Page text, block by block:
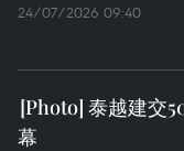
24/07/2026 09:40
泰越建交
幕